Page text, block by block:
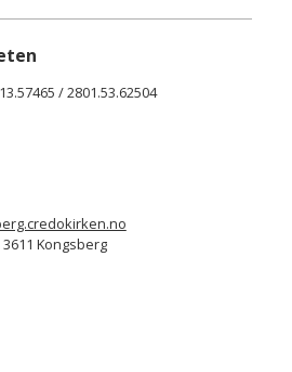
/ 2801.53.62504
Kongsberg